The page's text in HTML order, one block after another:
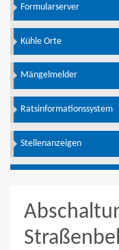
Formularserver
Kühle Orte
Mängelmelder
Ratsinformationssystem
Stellenanzeigen